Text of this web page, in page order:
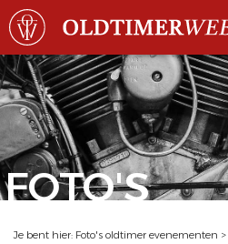
FOTO'S
Je bent hier: Foto's oldtimer evenementen >